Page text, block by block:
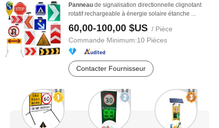
Panneau de signalisation directionnelle clignotant
rotatif rechargeable à énergie solaire étanche ...
60,00-100,00 $US / Pièce
Commande Minimum:10 Pièces
Contacter Fournisseur